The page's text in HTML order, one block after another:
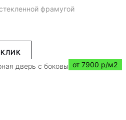
фрамугой
от 7900 р/м2